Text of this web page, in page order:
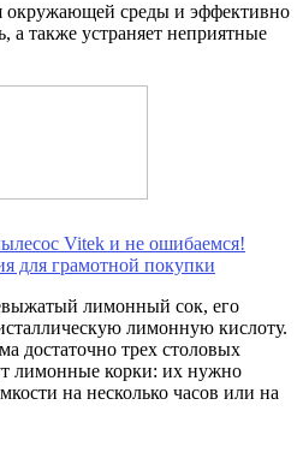
окружающей среды и эффективно
а также устраняет неприятные
Vitek и не ошибаемся!
для грамотной покупки
лимонный сок, его
лимонную кислоту.
достаточно трех столовых
лимонные корки: их нужно
на несколько часов или на